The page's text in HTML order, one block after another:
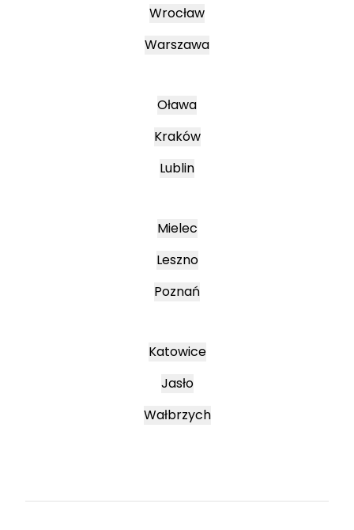
Wrocław
Warszawa
Oława
Kraków
Lublin
Mielec
Leszno
Poznań
Katowice
Jasło
Wałbrzych